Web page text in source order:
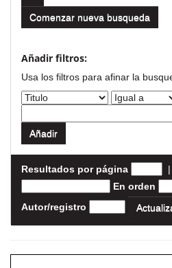
Comenzar nueva busqueda
Añadir filtros:
Usa los filtros para afinar la
Resultados por página |
En orden
Autor/registro